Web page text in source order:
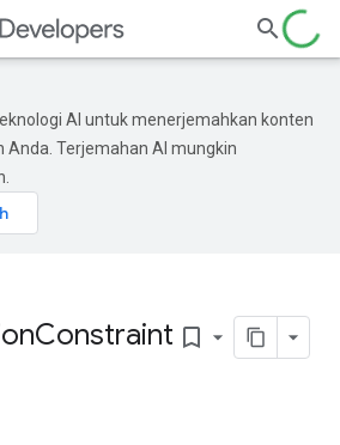
AI untuk menerjemahkan konten
Anda. Terjemahan AI mungkin
Constraint bookmark_border